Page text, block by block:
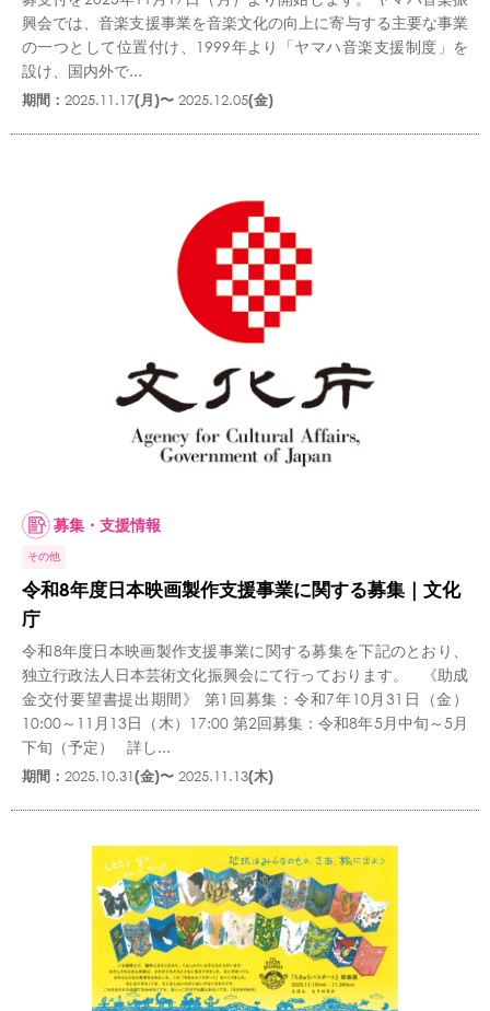
興会では、音楽支援事業を音楽文化の向上に寄与する主要な事業
の一つとして位置付け、1999年より「ヤマハ音楽支援制度」を
設け、国内外で...
期間： 2025.11.17(月)〜 2025.12.05(金)
募集・支援情報
その他
令和8年度日本映画製作支援事業に関する募集｜文化
庁
令和8年度日本映画製作支援事業に関する募集を下記のとおり、
独立行政法人日本芸術文化振興会にて行っております。 《助成
金交付要望書提出期間》 第1回募集：令和7年10月31日（金）
10:00～11月13日（木）17:00 第2回募集：令和8年5月中旬～5月
下旬（予定） 詳し...
期間： 2025.10.31(金)〜 2025.11.13(木)